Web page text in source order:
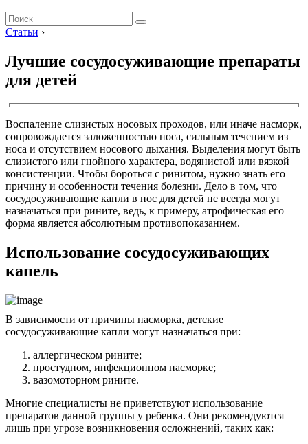
Статьи ›
Лучшие сосудосуживающие препараты
для детей
Воспаление слизистых носовых проходов, или иначе насморк,
сопровождается заложенностью носа, сильным течением из
носа и отсутствием носового дыхания. Выделения могут быть
слизистого или гнойного характера, водянистой или вязкой
консистенции. Чтобы бороться с ринитом, нужно знать его
причину и особенности течения болезни. Дело в том, что
сосудосуживающие капли в нос для детей не всегда могут
назначаться при рините, ведь, к примеру, атрофическая его
форма является абсолютным противопоказанием.
Использование сосудосуживающих
капель
В зависимости от причины насморка, детские
сосудосуживающие капли могут назначаться при:
аллергическом рините;
простудном, инфекционном насморке;
вазомоторном рините.
Многие специалисты не приветствуют использование
препаратов данной группы у ребенка. Они рекомендуются
лишь при угрозе возникновения осложнений, таких как: